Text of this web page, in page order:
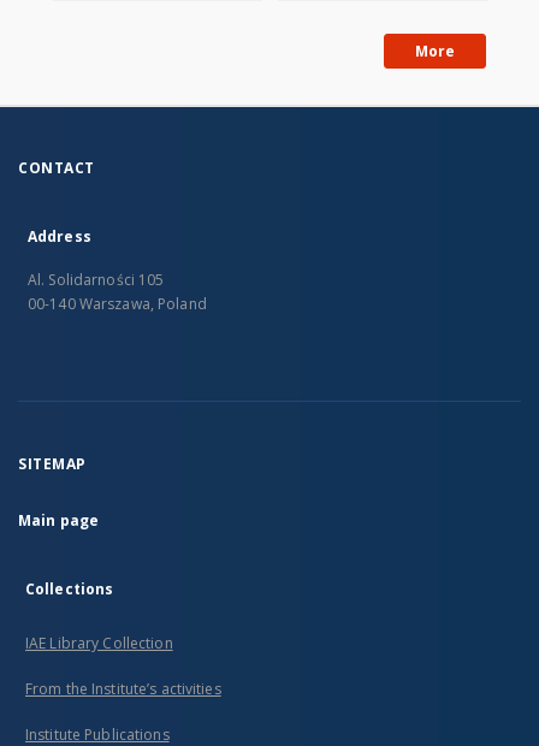
More
CONTACT
Address
Al. Solidarności 105
00-140 Warszawa, Poland
SITEMAP
Main page
Collections
IAE Library Collection
From the Institute’s activities
Institute Publications